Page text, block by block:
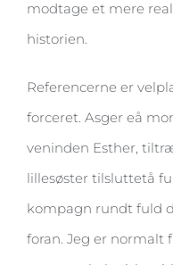
modtage et mere
historien.
Referencerne er
forceret. Asger eå
veninden Esther,
lillesøster tilsluttetå
kompagn rundt fuld
foran. Jeg er normalt